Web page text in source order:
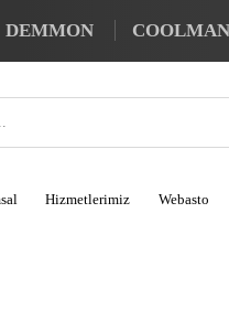
DEMMON COOLMAN
Hizmetlerimiz Webasto